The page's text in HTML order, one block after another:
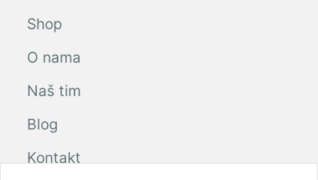
Shop
O nama
Naš tim
Blog
Kontakt